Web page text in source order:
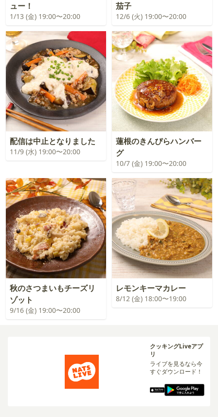
ュー！
1/13 (金) 19:00〜20:00
茄子
12/6 (火) 19:00〜20:00
配信は中止となりました
11/9 (水) 19:00〜20:00
蓮根のきんぴらハンバー
グ
10/7 (金) 19:00〜20:00
秋のさつまいもチーズリ
ゾット
9/16 (金) 19:00〜20:00
レモンキーマカレー
8/12 (金) 18:00〜19:00
クッキングLiveアプ
リ
ライブを見るなら今
すぐダウンロード！